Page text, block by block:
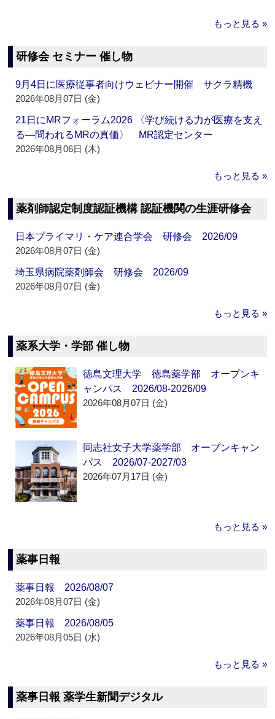
もっと見る »
研修会 セミナー 催し物
9月4日に医療従事者向けウェビナー開催 サクラ精機
2026年08月07日 (金)
21日にMRフォーラム2026 〈学び続ける力が医療を支え
る―問われるMRの真価〉 MR認定センター
2026年08月06日 (木)
もっと見る »
薬剤師認定制度認証機構 認証機関の生涯研修会
日本プライマリ・ケア連合学会 研修会 2026/09
2026年08月07日 (金)
埼玉県病院薬剤師会 研修会 2026/09
2026年08月07日 (金)
もっと見る »
薬系大学・学部 催し物
徳島文理大学 徳島薬学部 オープンキ
ャンパス 2026/08-2026/09
2026年08月07日 (金)
同志社女子大学薬学部 オープンキャン
パス 2026/07-2027/03
2026年07月17日 (金)
もっと見る »
薬事日報
薬事日報 2026/08/07
2026年08月07日 (金)
薬事日報 2026/08/05
2026年08月05日 (水)
もっと見る »
薬事日報 薬学生新聞デジタル